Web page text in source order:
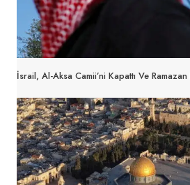
İsrail, Al-Aksa Camii’ni Kapattı Ve Ramazan